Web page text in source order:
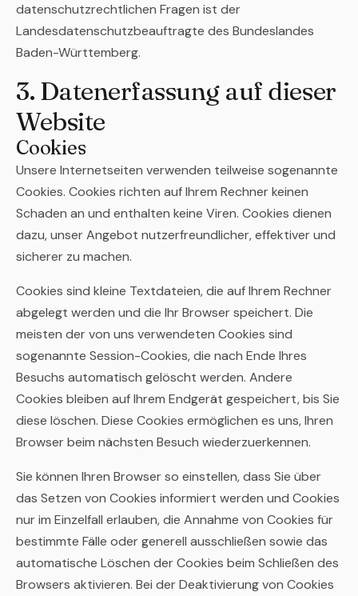
datenschutzrechtlichen Fragen ist der
Landesdatenschutzbeauftragte des Bundeslandes
Baden-Württemberg.
3. Datenerfassung auf dieser
Website
Cookies
Unsere Internetseiten verwenden teilweise sogenannte
Cookies. Cookies richten auf Ihrem Rechner keinen
Schaden an und enthalten keine Viren. Cookies dienen
dazu, unser Angebot nutzerfreundlicher, effektiver und
sicherer zu machen.
Cookies sind kleine Textdateien, die auf Ihrem Rechner
abgelegt werden und die Ihr Browser speichert. Die
meisten der von uns verwendeten Cookies sind
sogenannte Session-Cookies, die nach Ende Ihres
Besuchs automatisch gelöscht werden. Andere
Cookies bleiben auf Ihrem Endgerät gespeichert, bis Sie
diese löschen. Diese Cookies ermöglichen es uns, Ihren
Browser beim nächsten Besuch wiederzuerkennen.
Sie können Ihren Browser so einstellen, dass Sie über
das Setzen von Cookies informiert werden und Cookies
nur im Einzelfall erlauben, die Annahme von Cookies für
bestimmte Fälle oder generell ausschließen sowie das
automatische Löschen der Cookies beim Schließen des
Browsers aktivieren. Bei der Deaktivierung von Cookies